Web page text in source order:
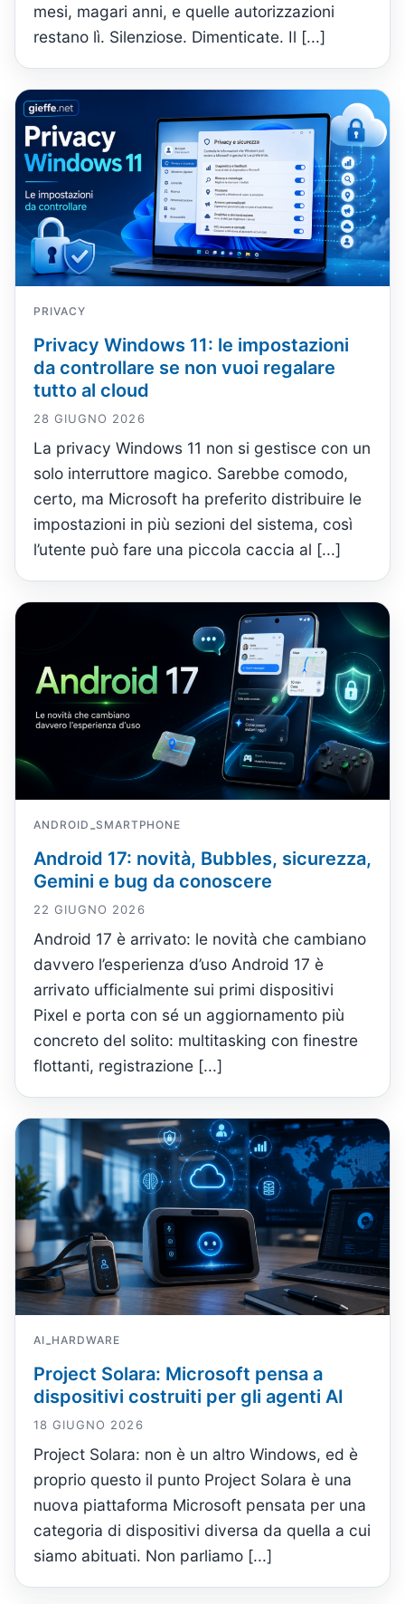
mesi, magari anni, e quelle autorizzazioni
restano lì. Silenziose. Dimenticate. Il [...]
PRIVACY
Privacy Windows 11: le impostazioni
da controllare se non vuoi regalare
tutto al cloud
28 GIUGNO 2026
La privacy Windows 11 non si gestisce con un
solo interruttore magico. Sarebbe comodo,
certo, ma Microsoft ha preferito distribuire le
impostazioni in più sezioni del sistema, così
l’utente può fare una piccola caccia al [...]
ANDROID -SMARTPHONE
Android 17: novità, Bubbles, sicurezza,
Gemini e bug da conoscere
22 GIUGNO 2026
Android 17 è arrivato: le novità che cambiano
davvero l’esperienza d’uso Android 17 è
arrivato ufficialmente sui primi dispositivi
Pixel e porta con sé un aggiornamento più
concreto del solito: multitasking con finestre
flottanti, registrazione [...]
AI-HARDWARE
Project Solara: Microsoft pensa a
dispositivi costruiti per gli agenti AI
18 GIUGNO 2026
Project Solara: non è un altro Windows, ed è
proprio questo il punto Project Solara è una
nuova piattaforma Microsoft pensata per una
categoria di dispositivi diversa da quella a cui
siamo abituati. Non parliamo [...]